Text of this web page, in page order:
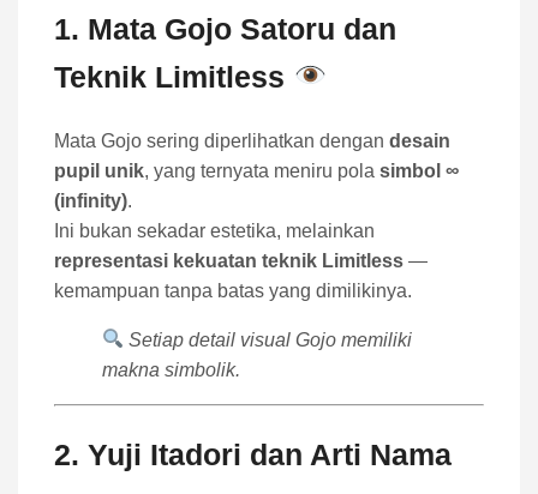
1. Mata Gojo Satoru dan
Teknik Limitless
Mata Gojo sering diperlihatkan dengan desain
pupil unik, yang ternyata meniru pola simbol ∞
(infinity).
Ini bukan sekadar estetika, melainkan
representasi kekuatan teknik Limitless —
kemampuan tanpa batas yang dimilikinya.
Setiap detail visual Gojo memiliki
makna simbolik.
2. Yuji Itadori dan Arti Nama